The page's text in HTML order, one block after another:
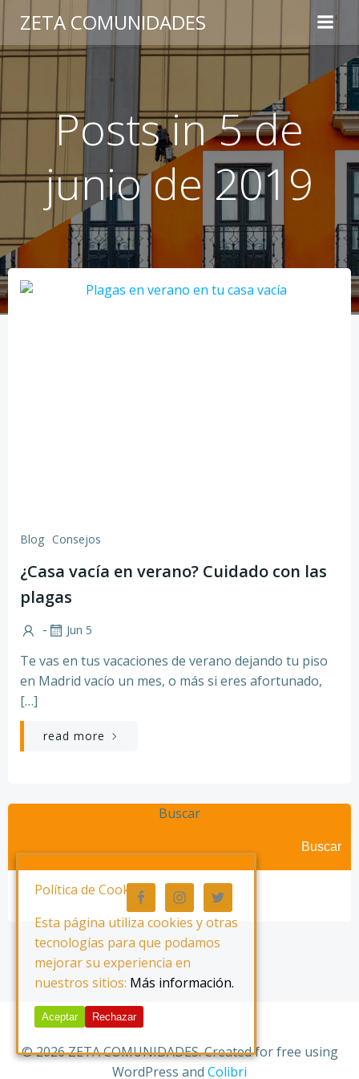
al
contenido
ZETA COMUNIDADES
Posts in 5 de
junio de 2019
Blog Consejos
¿Casa vacía en verano? Cuidado con las
plagas
- Jun 5
Te vas en tus vacaciones de verano dejando tu piso
en Madrid vacío un mes, o más si eres afortunado,
[…]
read more
Buscar
Buscar
© 2026 ZETA COMUNIDADES. Created for free using
WordPress and Colibri
Política de Cookies
Esta página utiliza cookies y otras
tecnologías para que podamos
mejorar su experiencia en
nuestros sitios: Más información.
Aceptar Rechazar